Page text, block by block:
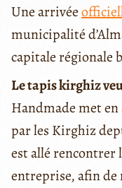
Une arrivée
municipalité
capitale régionale
Le tapis kirghiz
Handmade met
par les Kirghiz
est allé rencontrer
entreprise, afin